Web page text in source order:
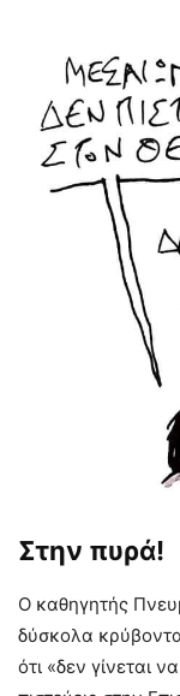
Στην πυρά!
Ο καθηγητής
δύσκολα
ότι «δεν γίνεται